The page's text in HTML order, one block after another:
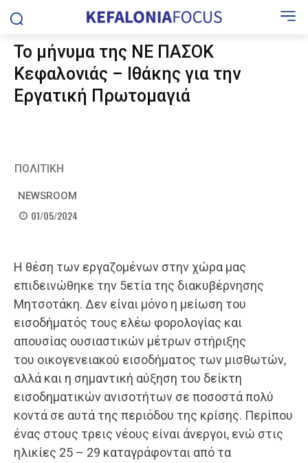
Το μήνυμα της ΝΕ ΠΑΣΟΚ
Κεφαλονιάς – Ιθάκης για την
Εργατική Πρωτομαγιά
ΠΟΛΙΤΙΚΗ
NEWSROOM
01/05/2024
Η θέση των εργαζομένων στην χώρα μας
επιδεινώθηκε την 5ετία της διακυβέρνησης
Μητσοτάκη. Δεν είναι μόνο η μείωση του
εισοδήματός τους ελέω φορολογίας και
απουσίας ουσιαστικών μέτρων στήριξης
του οικογενειακού εισοδήματος των μισθωτών,
αλλά και η σημαντική αύξηση του δείκτη
εισοδηματικών ανισοτήτων σε ποσοστά πολύ
κοντά σε αυτά της περιόδου της κρίσης. Περίπου
ένας στους τρεις νέους είναι άνεργοι, ενώ στις
ηλικίες 25 – 29 καταγράφονται από τα